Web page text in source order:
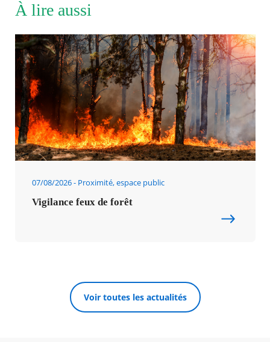
À lire aussi
07/08/2026 Proximité, espace public
Vigilance feux de forêt
Voir toutes les actualités